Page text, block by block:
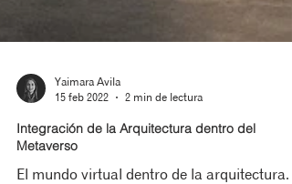
Yaimara Avila
15 feb 2022
2 min de lectura